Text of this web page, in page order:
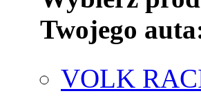
Twojego
VOLK